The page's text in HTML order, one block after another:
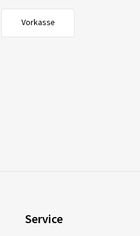
Vorkasse
Service